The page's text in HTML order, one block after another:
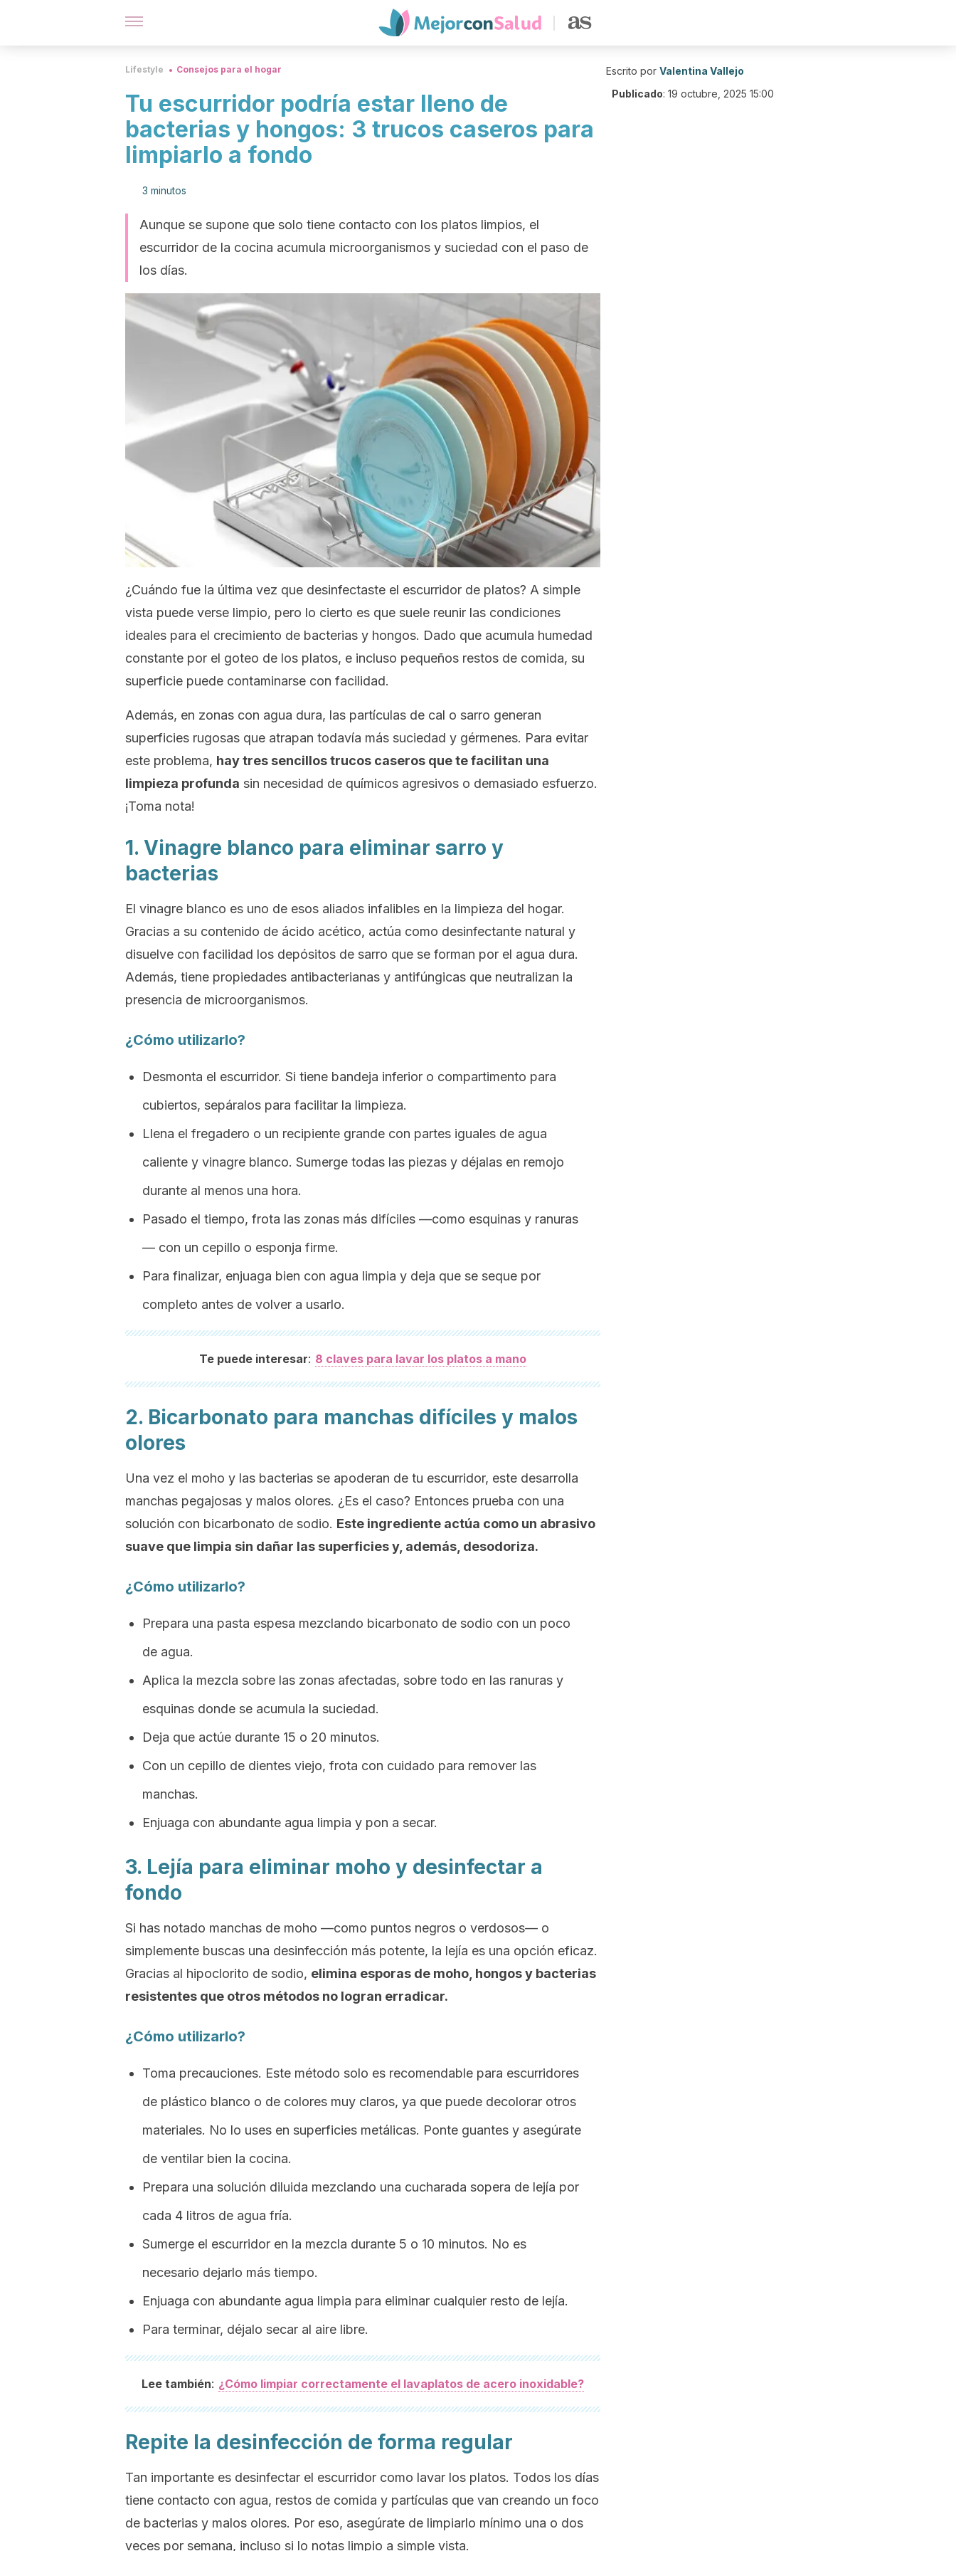
Lifestyle Consejos para el hogar
Tu escurridor podría estar lleno de
bacterias y hongos: 3 trucos caseros para
limpiarlo a fondo
3 minutos
Aunque se supone que solo tiene contacto con los platos limpios, el
escurridor de la cocina acumula microorganismos y suciedad con el paso de
los días.
¿Cuándo fue la última vez que desinfectaste el escurridor de platos? A simple
vista puede verse limpio, pero lo cierto es que suele reunir las condiciones
ideales para el crecimiento de bacterias y hongos. Dado que acumula humedad
constante por el goteo de los platos, e incluso pequeños restos de comida, su
superficie puede contaminarse con facilidad.
Además, en zonas con agua dura, las partículas de cal o sarro generan
superficies rugosas que atrapan todavía más suciedad y gérmenes. Para evitar
este problema, hay tres sencillos trucos caseros que te facilitan una
limpieza profunda sin necesidad de químicos agresivos o demasiado esfuerzo.
¡Toma nota!
1. Vinagre blanco para eliminar sarro y
bacterias
El vinagre blanco es uno de esos aliados infalibles en la limpieza del hogar.
Gracias a su contenido de ácido acético, actúa como desinfectante natural y
disuelve con facilidad los depósitos de sarro que se forman por el agua dura.
Además, tiene propiedades antibacterianas y antifúngicas que neutralizan la
presencia de microorganismos.
¿Cómo utilizarlo?
Desmonta el escurridor. Si tiene bandeja inferior o compartimento para
cubiertos, sepáralos para facilitar la limpieza.
Llena el fregadero o un recipiente grande con partes iguales de agua
caliente y vinagre blanco. Sumerge todas las piezas y déjalas en remojo
durante al menos una hora.
Pasado el tiempo, frota las zonas más difíciles —como esquinas y ranuras
— con un cepillo o esponja firme.
Para finalizar, enjuaga bien con agua limpia y deja que se seque por
completo antes de volver a usarlo.
Te puede interesar: 8 claves para lavar los platos a mano
2. Bicarbonato para manchas difíciles y malos
olores
Una vez el moho y las bacterias se apoderan de tu escurridor, este desarrolla
manchas pegajosas y malos olores. ¿Es el caso? Entonces prueba con una
solución con bicarbonato de sodio. Este ingrediente actúa como un abrasivo
suave que limpia sin dañar las superficies y, además, desodoriza.
¿Cómo utilizarlo?
Prepara una pasta espesa mezclando bicarbonato de sodio con un poco
de agua.
Aplica la mezcla sobre las zonas afectadas, sobre todo en las ranuras y
esquinas donde se acumula la suciedad.
Deja que actúe durante 15 o 20 minutos.
Con un cepillo de dientes viejo, frota con cuidado para remover las
manchas.
Enjuaga con abundante agua limpia y pon a secar.
3. Lejía para eliminar moho y desinfectar a
fondo
Si has notado manchas de moho —como puntos negros o verdosos— o
simplemente buscas una desinfección más potente, la lejía es una opción eficaz.
Gracias al hipoclorito de sodio, elimina esporas de moho, hongos y bacterias
resistentes que otros métodos no logran erradicar.
¿Cómo utilizarlo?
Toma precauciones. Este método solo es recomendable para escurridores
de plástico blanco o de colores muy claros, ya que puede decolorar otros
materiales. No lo uses en superficies metálicas. Ponte guantes y asegúrate
de ventilar bien la cocina.
Prepara una solución diluida mezclando una cucharada sopera de lejía por
cada 4 litros de agua fría.
Sumerge el escurridor en la mezcla durante 5 o 10 minutos. No es
necesario dejarlo más tiempo.
Enjuaga con abundante agua limpia para eliminar cualquier resto de lejía.
Para terminar, déjalo secar al aire libre.
Lee también: ¿Cómo limpiar correctamente el lavaplatos de acero inoxidable?
Repite la desinfección de forma regular
Tan importante es desinfectar el escurridor como lavar los platos. Todos los días
tiene contacto con agua, restos de comida y partículas que van creando un foco
de bacterias y malos olores. Por eso, asegúrate de limpiarlo mínimo una o dos
veces por semana, incluso si lo notas limpio a simple vista.
Escrito por Valentina Vallejo
Publicado: 19 octubre, 2025 15:00